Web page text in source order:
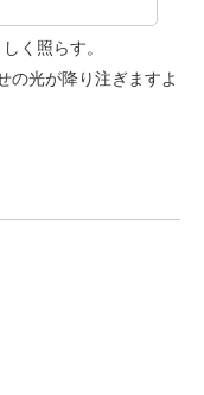
く照らす。
の光が降り注ぎますよ